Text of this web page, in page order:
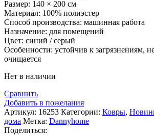
Размер: 140 × 200 см
Материал: 100% полиэстер
Способ производства: машинная работа
Назначение: для помещений
Цвет: синий / серый
Особенности: устойчив к загрязнениям,
очищается
Нет в наличии
Сравнить
Добавить в пожелания
Артикул: 16253 Категории: Ковры,
дома Метка: Dannyhome
Поделиться: